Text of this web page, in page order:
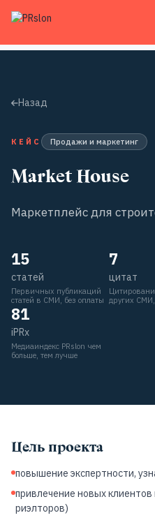
Назад
КЕЙС Продажи и маркетинг
Market House
Маркетплейс для
15
статей
Первичных публикаций
статей в СМИ, без оплаты
7
цитат
других СМИ,
81
iPRx
Медиаиндекс PRslon чем
больше, тем лучше
Цель проекта
повышение экспертности,
привлечение новых
риэлторов)